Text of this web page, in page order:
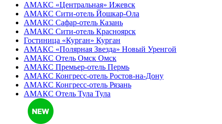
АМАКС «‎Центральная» Ижевск
АМАКС Сити-отель Йошкар-Ола
АМАКС Сафар-отель Казань
АМАКС Сити-отель Красноярск
Гостиница «‎Курган» Курган
АМАКС «Полярная Звезда» Новый Уренгой
АМАКС Отель ‎Омск Омск
АМАКС Премьер-отель Пермь
АМАКС Конгресс-отель Ростов-на-Дону
АМАКС Конгресс-отель Рязань
АМАКС Отель Тула Тула